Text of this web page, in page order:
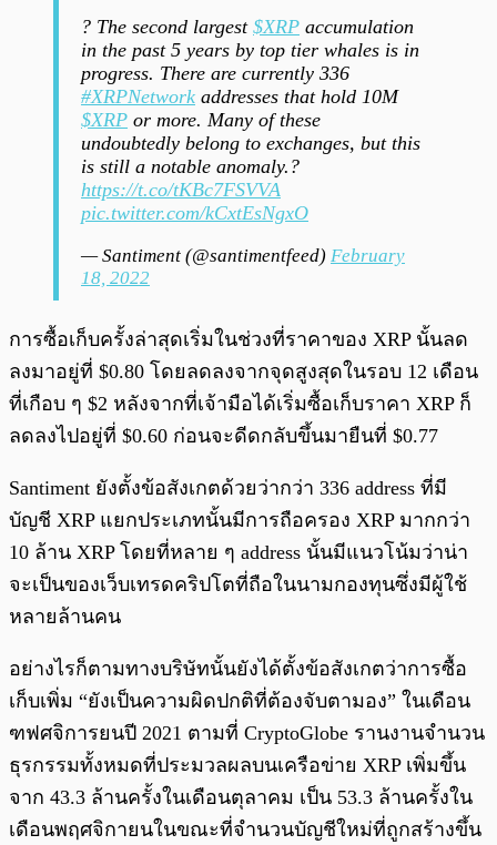
? The second largest $XRP accumulation
in the past 5 years by top tier whales is in
progress. There are currently 336
#XRPNetwork addresses that hold 10M
$XRP or more. Many of these
undoubtedly belong to exchanges, but this
is still a notable anomaly.?
https://t.co/tKBc7FSVVA
pic.twitter.com/kCxtEsNgxO
— Santiment (@santimentfeed) February
18, 2022
การซื้อเก็บครั้งล่าสุดเริ่มในช่วงที่ราคาของ XRP นั้นลด
ลงมาอยู่ที่ $0.80 โดยลดลงจากจุดสูงสุดในรอบ 12 เดือน
ที่เกือบ ๆ $2 หลังจากที่เจ้ามือได้เริ่มซื้อเก็บราคา XRP ก็
ลดลงไปอยู่ที่ $0.60 ก่อนจะดีดกลับขึ้นมายืนที่ $0.77
Santiment ยังตั้งข้อสังเกตด้วยว่ากว่า 336 address ที่มี
บัญชี XRP แยกประเภทนั้นมีการถือครอง XRP มากกว่า
10 ล้าน XRP โดยที่หลาย ๆ address นั้นมีแนวโน้มว่าน่า
จะเป็นของเว็บเทรดคริปโตที่ถือในนามกองทุนซึ่งมีผู้ใช้
หลายล้านคน
อย่างไรก็ตามทางบริษัทนั้นยังได้ตั้งข้อสังเกตว่าการซื้อ
เก็บเพิ่ม “ยังเป็นความผิดปกติที่ต้องจับตามอง” ในเดือน
ฑฟศจิการยนปี 2021 ตามที่ CryptoGlobe รานงานจำนวน
ธุรกรรมทั้งหมดที่ประมวลผลบนเครือข่าย XRP เพิ่มขึ้น
จาก 43.3 ล้านครั้งในเดือนตุลาคม เป็น 53.3 ล้านครั้งใน
เดือนพฤศจิกายนในขณะที่จำนวนบัญชีใหม่ที่ถูกสร้างขึ้น